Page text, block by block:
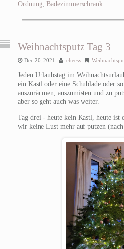
Ordnung, Badezimmerschrank
Weihnachtsputz Tag 3
Dec 20, 2021 cheesy
Jeden Urlaubstag im
ein Kastl oder eine Schublade oder
auszuräumen, auszumisten und zu
aber so geht auch was weiter.
Tag drei - heute kein Kastl, heute ist
wir keine Lust mehr auf putzen